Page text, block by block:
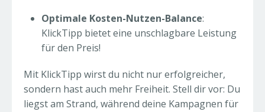
Optimale Kosten-Nutzen-Balance:
KlickTipp bietet eine unschlagbare Leistung
für den Preis!
Mit KlickTipp wirst du nicht nur erfolgreicher,
sondern hast auch mehr Freiheit. Stell dir vor: Du
liegst am Strand, während deine Kampagnen für